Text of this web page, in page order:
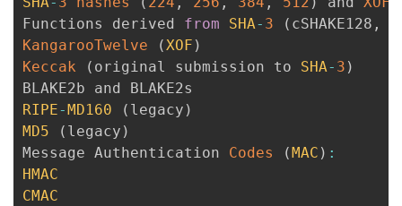
Functions derived from SHA- 3 ( cSHAKE128 ,
KangarooTwelve
(XOF )
Keccak
( original submission to SHA- 3 )
RIPE- MD160 ( legacy )
MD5
( legacy )
Message Authentication Codes ( MAC ) :
HMAC
CMAC